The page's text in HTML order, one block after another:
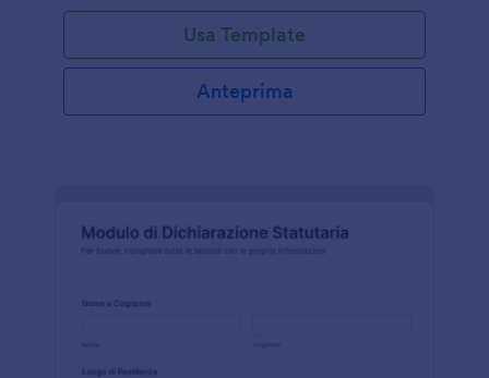
Usa Template
Anteprima